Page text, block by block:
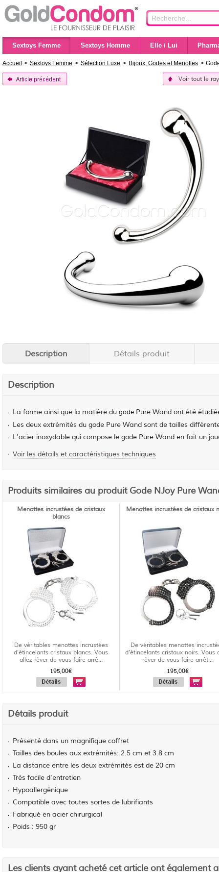
Sextoys Femme Sextoys Homme Elle / Lui
Accueil > Sextoys Femme > Sélection Luxe > Bijoux, Godes et Menottes >
Voir tout le
Description Détails produit
Description
La forme ainsi que la matière du gode Pure Wand ont été
Les deux extrémités du gode Pure Wand sont de tailles
L'acier inoxydable qui compose le gode Pure Wand en fait un
Voir les détails et caractéristiques techniques
Produits similaires au produit Gode NJoy Pure
Menottes incrustées de cristaux
blancs
De véritables menottes incrustées
d'étincelants cristaux blancs. Vous
allez rêver de vous faire arrê...
195,00€
Menottes incrustées de cristaux
De véritables menottes
d'étincelants cristaux noirs. Vous
rêver de vous faire arrêt...
195,00€
Détails produit
Présenté dans un magnifique coffret
Tailles des boules aux extrémités: 2.5 cm et 3.8 cm
La distance entre les deux extrémités est de 20 cm
Très facile d'entretien
Hypoallergénique
Compatible avec toutes sortes de lubrifiants
Fabriqué en acier chirurgical
Poids : 950 gr
Les clients ayant acheté cet article ont également